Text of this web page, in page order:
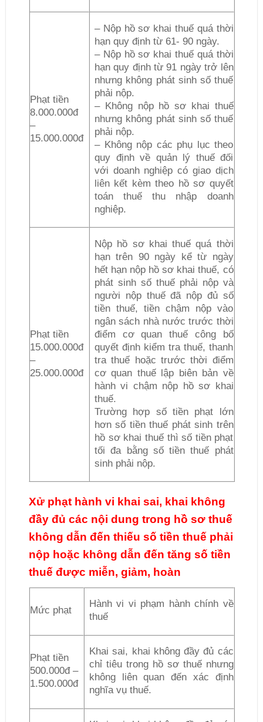
Phạt tiền
8.000.000đ
–
15.000.000đ
– Nộp hồ sơ khai thuế quá thời
hạn quy định từ 61- 90 ngày.
– Nộp hồ sơ khai thuế quá thời
hạn quy định từ 91 ngày trở lên
nhưng không phát sinh số thuế
phải nộp.
– Không nộp hồ sơ khai thuế
nhưng không phát sinh số thuế
phải nộp.
– Không nộp các phụ lục theo
quy định về quản lý thuế đối
với doanh nghiệp có giao dịch
liên kết kèm theo hồ sơ quyết
toán thuế thu nhập doanh
nghiệp.
Phạt tiền
15.000.000đ
–
25.000.000đ
Nộp hồ sơ khai thuế quá thời
hạn trên 90 ngày kể từ ngày
hết hạn nộp hồ sơ khai thuế, có
phát sinh số thuế phải nộp và
người nộp thuế đã nộp đủ số
tiền thuế, tiền chậm nộp vào
ngân sách nhà nước trước thời
điểm cơ quan thuế công bố
quyết định kiểm tra thuế, thanh
tra thuế hoặc trước thời điểm
cơ quan thuế lập biên bản về
hành vi chậm nộp hồ sơ khai
thuế.
Trường hợp số tiền phạt lớn
hơn số tiền thuế phát sinh trên
hồ sơ khai thuế thì số tiền phạt
tối đa bằng số tiền thuế phát
sinh phải nộp.
Xử phạt hành vi khai sai, khai không
đầy đủ các nội dung trong hồ sơ thuế
không dẫn đến thiếu số tiền thuế phải
nộp hoặc không dẫn đến tăng số tiền
thuế được miễn, giảm, hoàn
Mức phạt
Hành vi vi phạm hành chính về
thuế
Phạt tiền
500.000đ –
1.500.000đ
Khai sai, khai không đầy đủ các
chỉ tiêu trong hồ sơ thuế nhưng
không liên quan đến xác định
nghĩa vụ thuế.